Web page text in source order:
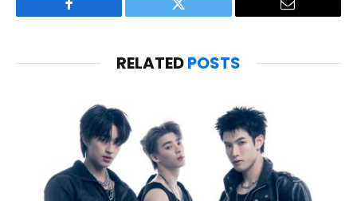
Facebook Twitter Email
RELATEDPOSTS